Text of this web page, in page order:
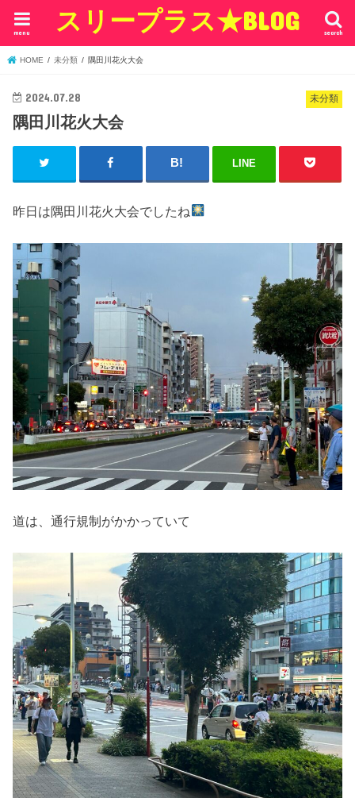
スリープラス★BLOG search
menu
HOME 未分類 隅田川花火大会
未分類
2024.07.28
隅田川花火大会
LINE
昨日は隅田川花火大会でしたね
道は、通行規制がかかっていて